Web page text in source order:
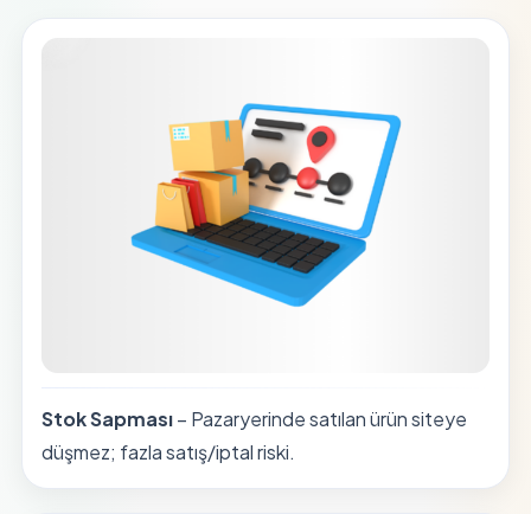
Stok Sapması– Pazaryerinde satılan ürün siteye
düşmez; fazla satış/iptal riski.